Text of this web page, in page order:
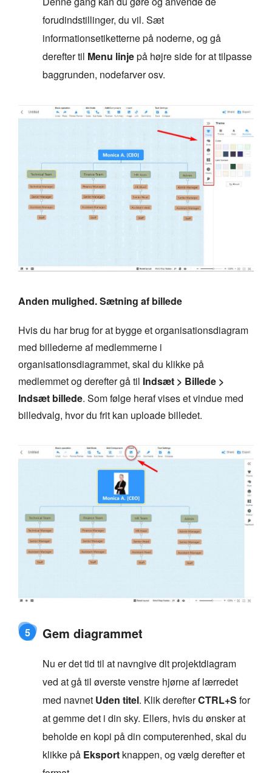
forudindstillinger, du vil. Sæt
informationsetiketterne på noderne, og gå
derefter til Menu linjepå højre side for at tilpasse
baggrunden, nodefarver osv.
Anden mulighed. Sætning af billede
Hvis du har brug for at bygge et organisationsdiagram
med billederne af medlemmerne i
organisationsdiagrammet, skal du klikke på
medlemmet og derefter gå til Indsæt > Billede >
Indsæt billede. Som følge heraf vises et vindue med
billedvalg, hvor du frit kan uploade billedet.
5 Gem diagrammet
Nu er det tid til at navngive dit projektdiagram
ved at gå til øverste venstre hjørne af lærredet
med navnet Uden titel. Klik derefterCTRL+S for
at gemme det i din sky. Ellers, hvis du ønsker at
beholde en kopi på din computerenhed, skal du
klikke på Eksport knappen, og vælg derefter et